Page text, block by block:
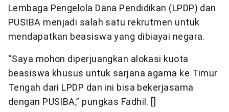
Lembaga Pengelola Dana Pendidikan (LPDP) dan
PUSIBA menjadi salah satu rekrutmen untuk
mendapatkan beasiswa yang dibiayai negara.
“Saya mohon diperjuangkan alokasi kuota
beasiswa khusus untuk sarjana agama ke Timur
Tengah dari LPDP dan ini bisa bekerjasama
dengan PUSIBA,” pungkas Fadhil. []